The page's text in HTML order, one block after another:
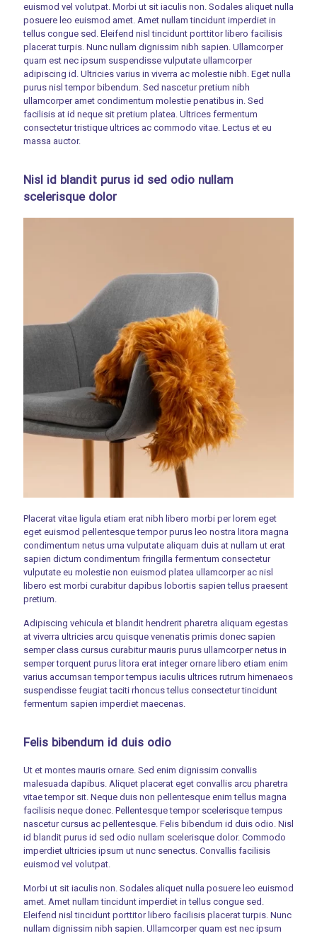
euismod vel volutpat. Morbi ut sit iaculis non. Sodales aliquet nulla
posuere leo euismod amet. Amet nullam tincidunt imperdiet in
tellus congue sed. Eleifend nisl tincidunt porttitor libero facilisis
placerat turpis. Nunc nullam dignissim nibh sapien. Ullamcorper
quam est nec ipsum suspendisse vulputate ullamcorper
adipiscing id. Ultricies varius in viverra ac molestie nibh. Eget nulla
purus nisl tempor bibendum. Sed nascetur pretium nibh
ullamcorper amet condimentum molestie penatibus in. Sed
facilisis at id neque sit pretium platea. Ultrices fermentum
consectetur tristique ultrices ac commodo vitae. Lectus et eu
massa auctor.
Nisl id blandit purus id sed odio nullam
scelerisque dolor
Placerat vitae ligula etiam erat nibh libero morbi per lorem eget
eget euismod pellentesque tempor purus leo nostra litora magna
condimentum netus urna vulputate aliquam duis at nullam ut erat
sapien dictum condimentum fringilla fermentum consectetur
vulputate eu molestie non euismod platea ullamcorper ac nisl
libero est morbi curabitur dapibus lobortis sapien tellus praesent
pretium.
Adipiscing vehicula et blandit hendrerit pharetra aliquam egestas
at viverra ultricies arcu quisque venenatis primis donec sapien
semper class cursus curabitur mauris purus ullamcorper netus in
semper torquent purus litora erat integer ornare libero etiam enim
varius accumsan tempor tempus iaculis ultrices rutrum himenaeos
suspendisse feugiat taciti rhoncus tellus consectetur tincidunt
fermentum sapien imperdiet maecenas.
Felis bibendum id duis odio
Ut et montes mauris ornare. Sed enim dignissim convallis
malesuada dapibus. Aliquet placerat eget convallis arcu pharetra
vitae tempor sit. Neque duis non pellentesque enim tellus magna
facilisis neque donec. Pellentesque tempor scelerisque tempus
nascetur cursus ac pellentesque. Felis bibendum id duis odio. Nisl
id blandit purus id sed odio nullam scelerisque dolor. Commodo
imperdiet ultricies ipsum ut nunc senectus. Convallis facilisis
euismod vel volutpat.
Morbi ut sit iaculis non. Sodales aliquet nulla posuere leo euismod
amet. Amet nullam tincidunt imperdiet in tellus congue sed.
Eleifend nisl tincidunt porttitor libero facilisis placerat turpis. Nunc
nullam dignissim nibh sapien. Ullamcorper quam est nec ipsum